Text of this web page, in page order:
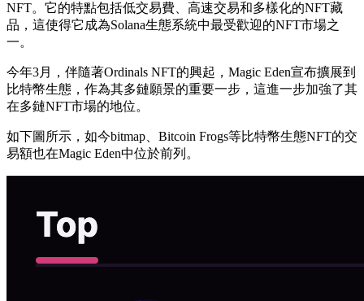
NFT。它的特點包括低交易費、高速交易和多樣化的NFT藏
品，這使得它成為Solana生態系統中最受歡迎的NFT市場之
一。
今年3月，伴隨著Ordinals NFT的興起，Magic Eden宣布擴展到
比特幣生態，作為其多鏈願景的重要一步，這進一步加強了其
在多鏈NFT市場的地位。
如下圖所示，如今bitmap、Bitcoin Frogs等比特幣生態NFT的交
易額也在Magic Eden中位於前列。